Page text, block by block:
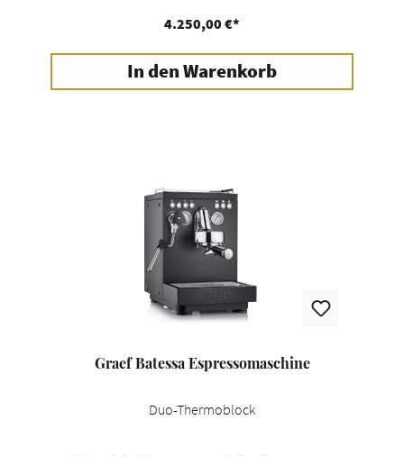
4.250,00 €*
In den Warenkorb
Graef Batessa Espressomaschine
Duo-Thermoblock